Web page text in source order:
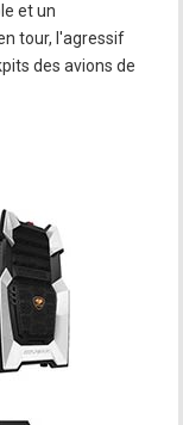
et un
tour, l'agressif
des avions de